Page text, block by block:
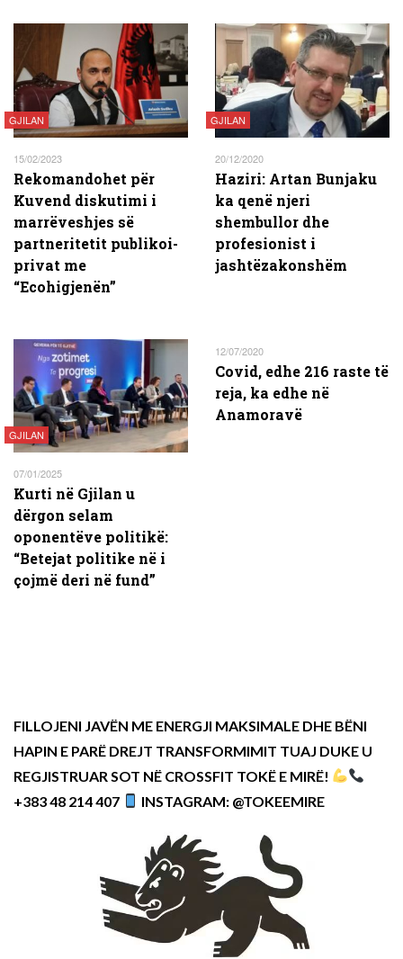
GJILAN
15/02/2023
Rekomandohet për
Kuvend diskutimi i
marrëveshjes së
partneritetit publikoi-
privat me
“Ecohigjenën”
GJILAN
20/12/2020
Haziri: Artan Bunjaku
ka qenë njeri
shembullor dhe
profesionist i
jashtëzakonshëm
GJILAN
07/01/2025
Kurti në Gjilan u
dërgon selam
oponentëve politikë:
“Betejat politike në i
çojmë deri në fund”
12/07/2020
Covid, edhe 216 raste të
reja, ka edhe në
Anamoravë
FILLOJENI JAVËN ME ENERGJI MAKSIMALE DHE BËNI
HAPIN E PARË DREJT TRANSFORMIMIT TUAJ DUKE U
REGJISTRUAR SOT NË CROSSFIT TOKË E MIRË!
+383 48 214 407
INSTAGRAM: @TOKEEMIRE